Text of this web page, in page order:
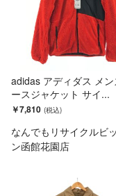
adidas アディダス メン
ースジャケット サイ...
￥7,810
なんでもリサイクルビ
ン函館花園店